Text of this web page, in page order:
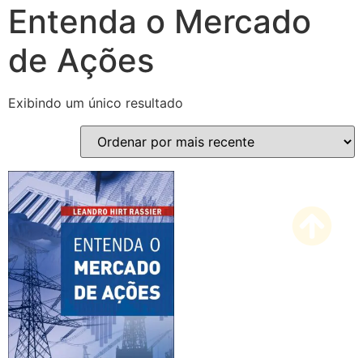
Entenda o Mercado
de Ações
Exibindo um único resultado